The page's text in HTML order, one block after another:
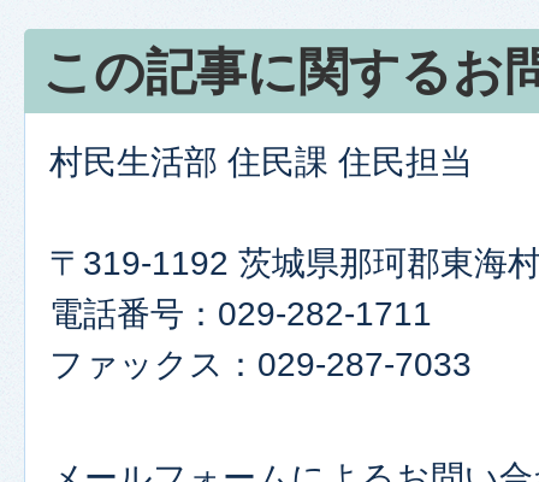
この記事に関するお
村民生活部 住民課 住民担当
〒319-1192 茨城県那珂郡東海
電話番号：029-282-1711
ファックス：029-287-7033